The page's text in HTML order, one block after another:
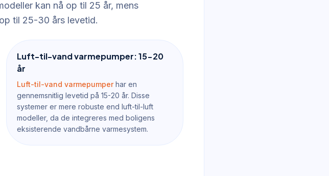
kan nå op til 25 år, mens
til 25-30 års levetid.
Luft-til-vand varmepumper: 15-20
år
Luft-til-vand varmepumperhar en
gennemsnitlig levetid på 15-20 år. Disse
systemer er mere robuste end luft-til-luft
modeller, da de integreres med boligens
eksisterende vandbårne varmesystem.